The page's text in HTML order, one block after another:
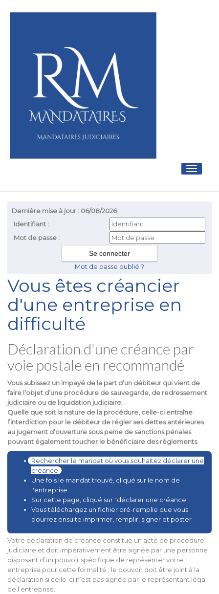
Toggle
Dernière mise à jour : 06/08/2026
Identifiant :
Mot de passe :
Mot de passe oublié ?
Vous êtes créancier
d'une entreprise en
difficulté
Déclaration d'une créance par
voie postale en recommandé
Vous subissez un impayé de la part d’un débiteur qui vient de
faire l’objet d’une procédure de sauvegarde, de redressement
judiciaire ou de liquidation judiciaire.
Quelle que soit la nature de la procédure, celle-ci entraîne
l’interdiction pour le débiteur de régler ses dettes antérieures
au jugement d’ouverture sous peine de sanctions pénales
pouvant également toucher le bénéficiaire des règlements.
Rechercher le mandat où vous souhaitez déclarer une
créance
Une fois le mandat trouvé, cliqué sur le nom de
l'entreprise
Sur cette page, cliqué sur "déclarer une créance"
Vous téléchargez un fichier pré-remplie que vous
pourrez ensuite imprimer, remplir, signer et poster
Votre déclaration de créance constitue un acte de procédure
judiciaire et doit impérativement être signée par une personne
disposant d’un pouvoir spécifique de représenter votre
entreprise pour cette formalité ; le pouvoir doit être joint à la
déclaration si celle-ci n’est pas signée par le représentant légal
de l’entreprise.